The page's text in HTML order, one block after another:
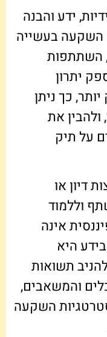
ידע והבנה
השקעה בעשייה
השתתפות
יתרון
כך ניתן
את
על תיק
דיון או
וללמוד
אינה
היא
תשואות
והמשאבים,
השקעה